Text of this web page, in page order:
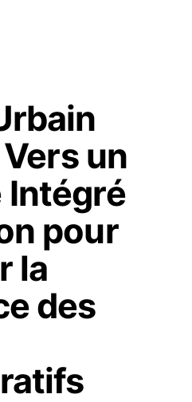
un
Intégré
pour
la
des